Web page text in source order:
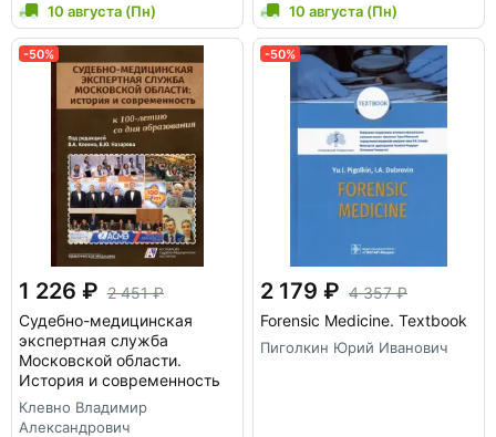
10 августа (Пн) 10 августа (Пн)
-50%
1 226
2 451
Судебно-медицинская
экспертная служба
Московской области.
История и современность
Клевно Владимир
Александрович
-50%
2 179
4 357
Forensic Medicine. Textbook
Пиголкин Юрий Иванович